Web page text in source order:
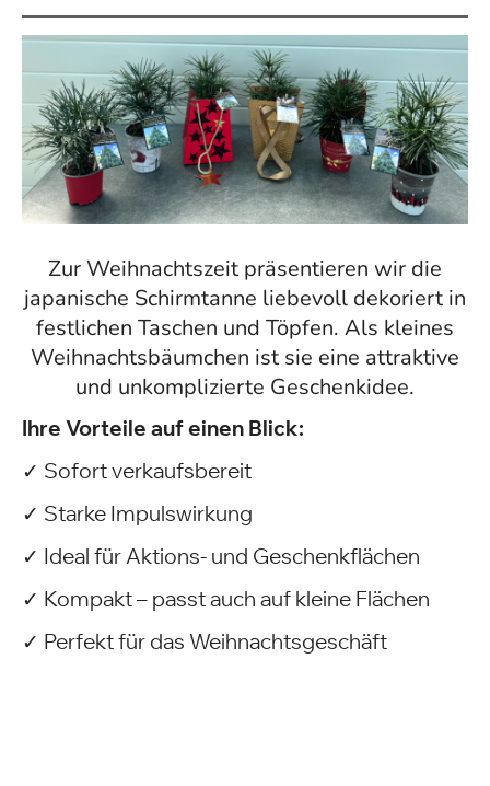
Zur Weihnachtszeit präsentieren wir die
japanische Schirmtanne liebevoll dekoriert in
festlichen Taschen und Töpfen. Als kleines
Weihnachtsbäumchen ist sie eine attraktive
und unkomplizierte Geschenkidee.
Ihre Vorteile auf einen Blick:
✓ Sofort verkaufsbereit
✓ Starke Impulswirkung
✓ Ideal für Aktions- und Geschenkflächen
✓ Kompakt – passt auch auf kleine Flächen
✓ Perfekt für das Weihnachtsgeschäft